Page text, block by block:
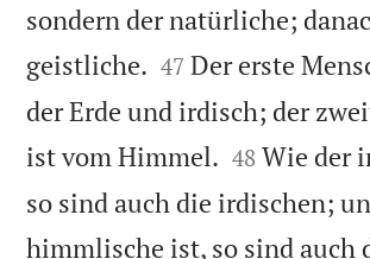
sondern der natürliche;
geistliche. 

47 Der erste
der Erde und irdisch; der
ist vom Himmel. 

48 Wie der
so sind auch die irdischen;
himmlische ist, so sind auch